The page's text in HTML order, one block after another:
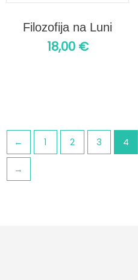
Filozofija na Luni
18,00 €
← 1 2 3 4
→